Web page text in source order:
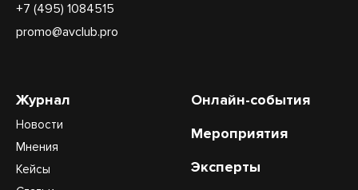
+7 (495) 1084515
promo@avclub.pro
Журнал
Новости
Мнения
Кейсы
Онлайн-события
Мероприятия
Эксперты